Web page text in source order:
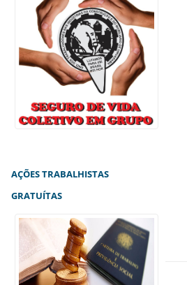
AÇÕES TRABALHISTAS
GRATUÍTAS